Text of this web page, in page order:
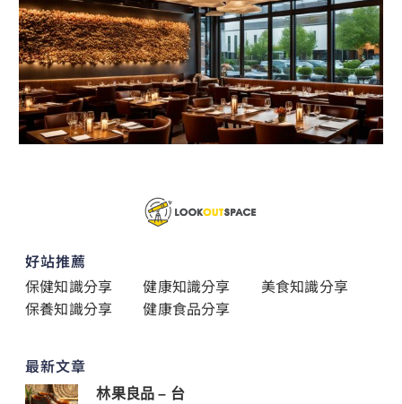
好站推薦
保健知識分享
健康知識分享
美食知識分享
保養知識分享
健康食品分享
最新文章
林果良品 – 台